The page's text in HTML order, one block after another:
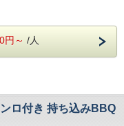
て日本遺産にも登録され
。
見せるため、多くの人を
電気グリル
が備え付けら
す。
な板、トング、カトラリ
ございます。
めとしたボリューム満点
けます。
ージ、そして彩り豊かな
ご夕食を、大分の自然の
円～ /人
ロ付き 持ち込みBBQ